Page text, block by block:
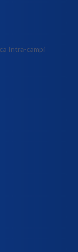
Intra-campi